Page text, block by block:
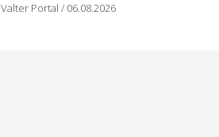
Valter Portal 06.08.2026